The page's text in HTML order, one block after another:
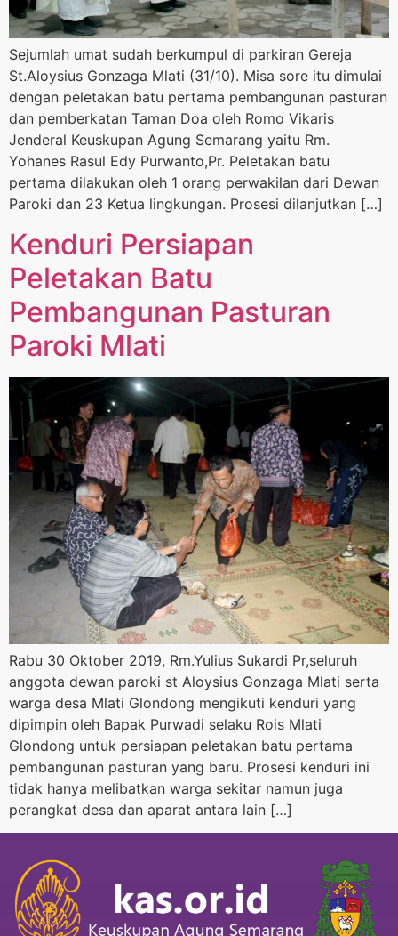
Sejumlah umat sudah berkumpul di parkiran Gereja
St.Aloysius Gonzaga Mlati (31/10). Misa sore itu dimulai
dengan peletakan batu pertama pembangunan pasturan
dan pemberkatan Taman Doa oleh Romo Vikaris
Jenderal Keuskupan Agung Semarang yaitu Rm.
Yohanes Rasul Edy Purwanto,Pr. Peletakan batu
pertama dilakukan oleh 1 orang perwakilan dari Dewan
Paroki dan 23 Ketua lingkungan. Prosesi dilanjutkan […]
Kenduri Persiapan
Peletakan Batu
Pembangunan Pasturan
Paroki Mlati
Rabu 30 Oktober 2019, Rm.Yulius Sukardi Pr,seluruh
anggota dewan paroki st Aloysius Gonzaga Mlati serta
warga desa Mlati Glondong mengikuti kenduri yang
dipimpin oleh Bapak Purwadi selaku Rois Mlati
Glondong untuk persiapan peletakan batu pertama
pembangunan pasturan yang baru. Prosesi kenduri ini
tidak hanya melibatkan warga sekitar namun juga
perangkat desa dan aparat antara lain […]